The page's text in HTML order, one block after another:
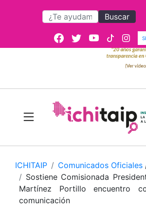
Buscar
ICHITAIP Comunicados Oficiales
Sostiene Comisionada
Martínez Portillo encuentro
comunicación